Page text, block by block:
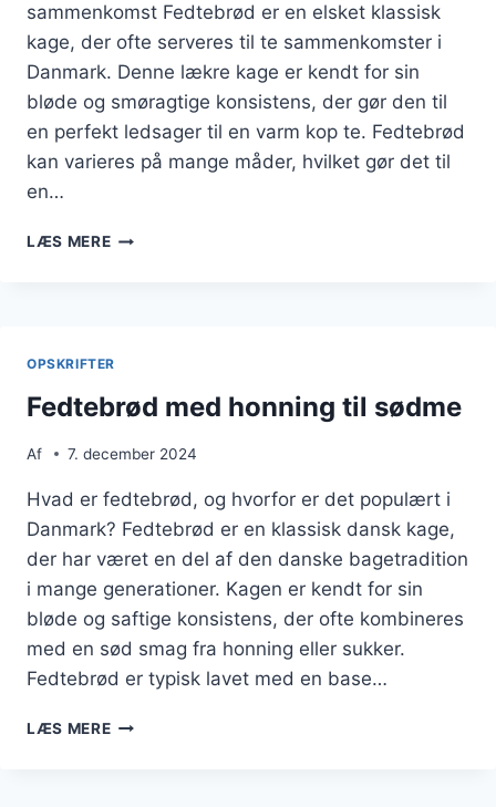
sammenkomst Fedtebrød er en elsket klassisk
kage, der ofte serveres til te sammenkomster i
Danmark. Denne lækre kage er kendt for sin
bløde og smøragtige konsistens, der gør den til
en perfekt ledsager til en varm kop te. Fedtebrød
kan varieres på mange måder, hvilket gør det til
en…
LÆS MEREFEDTEBRØD
OPSKRIFTER
Fedtebrød med honning til sødme
Af 7. december 2024
Hvad er fedtebrød, og hvorfor er det populært i
Danmark? Fedtebrød er en klassisk dansk kage,
der har været en del af den danske bagetradition
i mange generationer. Kagen er kendt for sin
bløde og saftige konsistens, der ofte kombineres
med en sød smag fra honning eller sukker.
Fedtebrød er typisk lavet med en base…
LÆS MEREFEDTEBRØD